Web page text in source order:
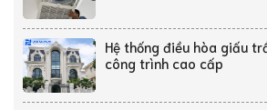
Hệ thống điều hòa giấu
công trình cao cấp